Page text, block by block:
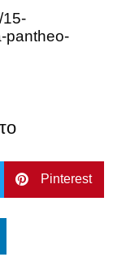
15-
pantheo-
Pinterest